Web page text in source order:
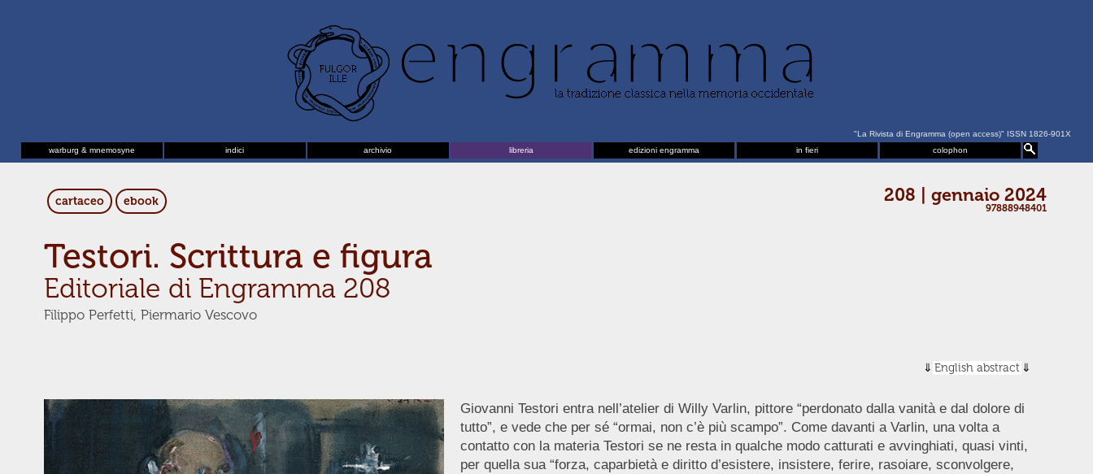
"La Rivista di Engramma (open access)" ISSN 1826-901X
warburg & mnemosyne
indici archivio libreria edizioni engramma in fieri colophon
cartaceo ebook 208 | gennaio 2024
97888948401
Testori. Scrittura e figura
Editoriale di Engramma 208
Filippo Perfetti, Piermario Vescovo
English abstract
Giovanni Testori entra nell’atelier di Willy Varlin, pittore “perdonato dalla vanità e dal dolore di
tutto”, e vede che per sé “ormai, non c’è più scampo”. Come davanti a Varlin, una volta a
contatto con la materia Testori se ne resta in qualche modo catturati e avvinghiati, quasi vinti,
per quella sua “forza, caparbietà e diritto d’esistere, insistere, ferire, rasoiare, sconvolgere,